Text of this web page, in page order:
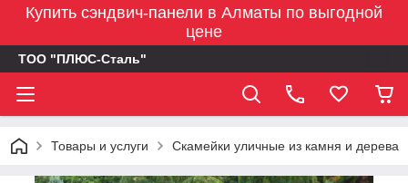
Купить сэндвич-панели в Алматы по выгодной
цене
ТОО "ПЛЮС-Сталь"
Товары и услуги Скамейки уличные из камня и дерева